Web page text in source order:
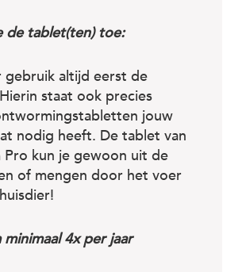
de tablet(ten) toe:
gebruik altijd eerst de
staat ook precies
jouw
nodig heeft. De tablet van
Pro kun je gewoon uit de
of mengen door het voer
4x per jaar